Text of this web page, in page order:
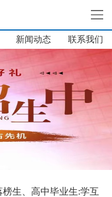
网站首页
大学生培训
单招集训
企业内训
新闻动态
联系我们
新闻动态 联系我们
生、高中毕业生:学互